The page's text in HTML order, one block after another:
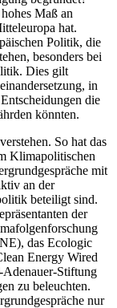
Maß an
hat.
Politik, die
besonders bei
Dies gilt
in
die
könnten.
So hat das
Klimapolitischen
mit
an der
beteiligt sind.
der
das Ecologic
Energy Wired
Stiftung
zu beleuchten.
nur